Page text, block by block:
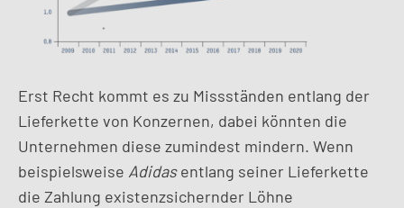
Erst Recht kommt es zu Missständen entlang der
Lieferkette von Konzernen, dabei könnten die
Unternehmen diese zumindest mindern. Wenn
beispielsweise Adidasentlang seiner Lieferkette
die Zahlung existenzsichernder Löhne